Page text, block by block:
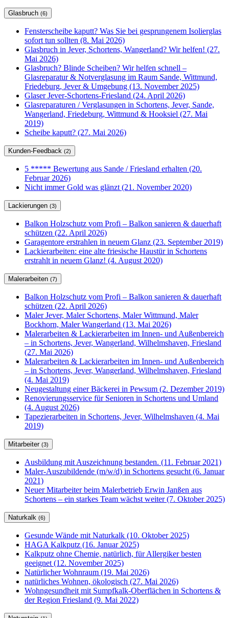
Glasbruch (6)
Fensterscheibe kaputt? Was Sie bei gesprungenem Isolierglas
sofort tun sollten (8. Mai 2026)
Glasbruch in Jever, Schortens, Wangerland? Wir helfen! (27.
Mai 2026)
Glasbruch? Blinde Scheiben? Wir helfen schnell –
Glasreparatur & Notverglasung im Raum Sande, Wittmund,
Friedeburg, Jever & Umgebung (13. November 2025)
Glaser Jever-Schortens-Friesland (24. April 2026)
Glasreparaturen / Verglasungen in Schortens, Jever, Sande,
Wangerland, Friedeburg, Wittmund & Hooksiel (27. Mai
2019)
Scheibe kaputt? (27. Mai 2026)
Kunden-Feedback (2)
5 ***** Bewertung aus Sande / Friesland erhalten (20.
Februar 2026)
Nicht immer Gold was glänzt (21. November 2020)
Lackierungen (3)
Balkon Holzschutz vom Profi – Balkon sanieren & dauerhaft
schützen (22. April 2026)
Garagentore erstrahlen in neuem Glanz (23. September 2019)
Lackierarbeiten: eine alte friesische Haustür in Schortens
erstrahlt in neuem Glanz! (4. August 2020)
Malerarbeiten (7)
Balkon Holzschutz vom Profi – Balkon sanieren & dauerhaft
schützen (22. April 2026)
Maler Jever, Maler Schortens, Maler Wittmund, Maler
Bockhorn, Maler Wangerland (13. Mai 2026)
Malerarbeiten & Lackierarbeiten im Innen- und Außenbereich
– in Schortens, Jever, Wangerland, Wilhelmshaven, Friesland
(27. Mai 2026)
Malerarbeiten & Lackierarbeiten im Innen- und Außenbereich
– in Schortens, Jever, Wangerland, Wilhelmshaven, Friesland
(4. Mai 2019)
Neugestaltung einer Bäckerei in Pewsum (2. Dezember 2019)
Renovierungsservice für Senioren in Schortens und Umland
(4. August 2026)
Tapezierarbeiten in Schortens, Jever, Wilhelmshaven (4. Mai
2019)
Mitarbeiter (3)
Ausbildung mit Auszeichnung bestanden. (11. Februar 2021)
Maler-Auszubildende (m/w/d) in Schortens gesucht (6. Januar
2021)
Neuer Mitarbeiter beim Malerbetrieb Erwin Janßen aus
Schortens – ein starkes Team wächst weiter (7. Oktober 2025)
Naturkalk (6)
Gesunde Wände mit Naturkalk (10. Oktober 2025)
HAGA Kalkputz (16. Januar 2025)
Kalkputz ohne Chemie, natürlich, für Allergiker besten
geeignet (12. November 2025)
Natürlicher Wohnraum (19. Mai 2026)
natürliches Wohnen, ökologisch (27. Mai 2026)
Wohngesundheit mit Sumpfkalk-Oberflächen in Schortens &
der Region Friesland (9. Mai 2022)